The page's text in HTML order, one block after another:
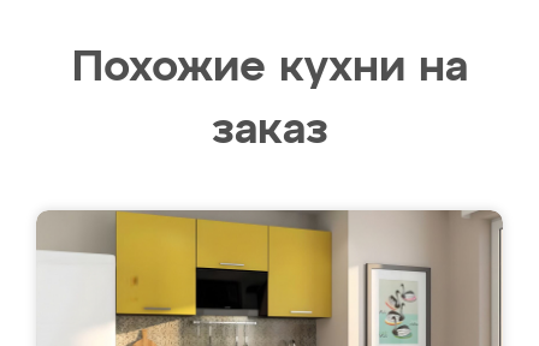
Похожие кухни на
заказ